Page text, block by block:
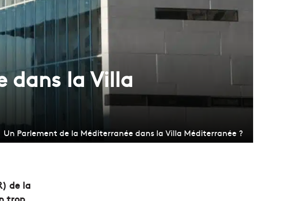
dans la Villa
Un Parlement de la Méditerranée dans la Villa Méditerranée ?
de la